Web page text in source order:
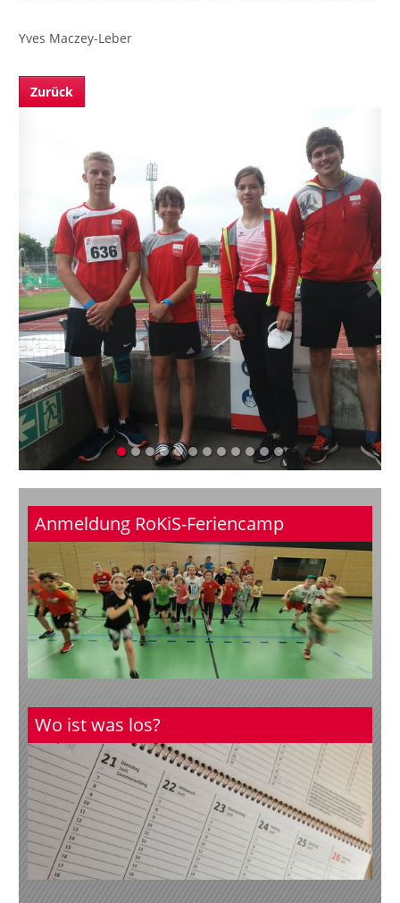
Yves Maczey-Leber
Zurück
Previous Next
Anmeldung RoKiS-Feriencamp
Wo ist was los?